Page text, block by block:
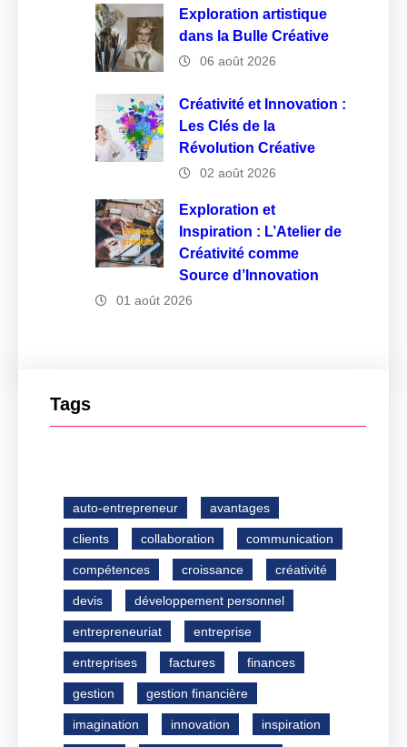
Exploration artistique
dans la Bulle Créative
06 août 2026
Créativité et Innovation :
Les Clés de la
Révolution Créative
02 août 2026
Exploration et
Inspiration : L’Atelier de
Créativité comme
Source d’Innovation
01 août 2026
Tags
auto-entrepreneur avantages
clients collaboration communication
compétences croissance créativité
devis développement personnel
entrepreneuriat entreprise
entreprises factures finances
gestion gestion financière
imagination innovation inspiration